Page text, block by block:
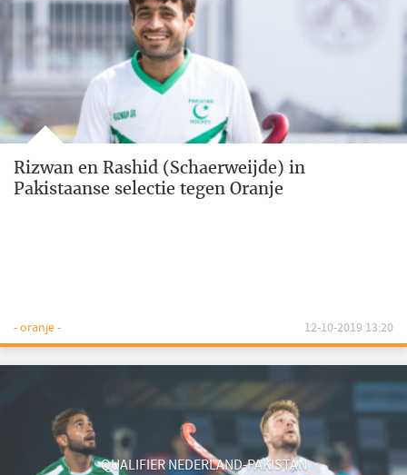
Rizwan en Rashid (Schaerweijde) in
Pakistaanse selectie tegen Oranje
- oranje - 12-10-2019 13:20
QUALIFIER NEDERLAND-PAKISTAN